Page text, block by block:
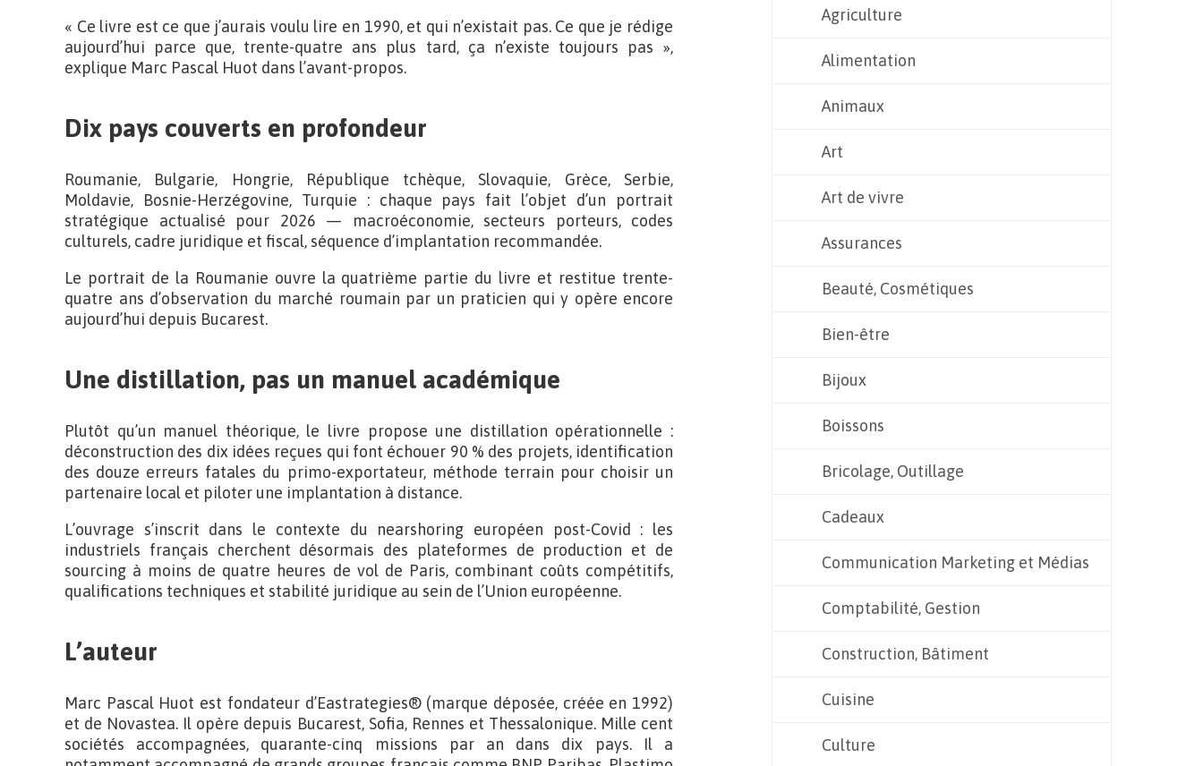
« Ce livre est ce que j’aurais voulu lire en 1990, et qui n’existait pas. Ce que je rédige
aujourd’hui parce que, trente-quatre ans plus tard, ça n’existe toujours pas »,
explique Marc Pascal Huot dans l’avant-propos.
Dix pays couverts en profondeur
Roumanie, Bulgarie, Hongrie, République tchèque, Slovaquie, Grèce, Serbie,
Moldavie, Bosnie-Herzégovine, Turquie : chaque pays fait l’objet d’un portrait
stratégique actualisé pour 2026 — macroéconomie, secteurs porteurs, codes
culturels, cadre juridique et fiscal, séquence d’implantation recommandée.
Le portrait de la Roumanie ouvre la quatrième partie du livre et restitue trente-
quatre ans d’observation du marché roumain par un praticien qui y opère encore
aujourd’hui depuis Bucarest.
Une distillation, pas un manuel académique
Plutôt qu’un manuel théorique, le livre propose une distillation opérationnelle :
déconstruction des dix idées reçues qui font échouer 90 % des projets, identification
des douze erreurs fatales du primo-exportateur, méthode terrain pour choisir un
partenaire local et piloter une implantation à distance.
L’ouvrage s’inscrit dans le contexte du nearshoring européen post-Covid : les
industriels français cherchent désormais des plateformes de production et de
sourcing à moins de quatre heures de vol de Paris, combinant coûts compétitifs,
qualifications techniques et stabilité juridique au sein de l’Union européenne.
L’auteur
Marc Pascal Huot est fondateur d’Eastrategies® (marque déposée, créée en 1992)
et de Novastea. Il opère depuis Bucarest, Sofia, Rennes et Thessalonique. Mille cent
sociétés accompagnées, quarante-cinq missions par an dans dix pays. Il a
Agriculture
Alimentation
Animaux
Art
Art de vivre
Assurances
Beauté, Cosmétiques
Bien-être
Bijoux
Boissons
Bricolage, Outillage
Cadeaux
Communication Marketing et Médias
Comptabilité, Gestion
Construction, Bâtiment
Cuisine
Culture